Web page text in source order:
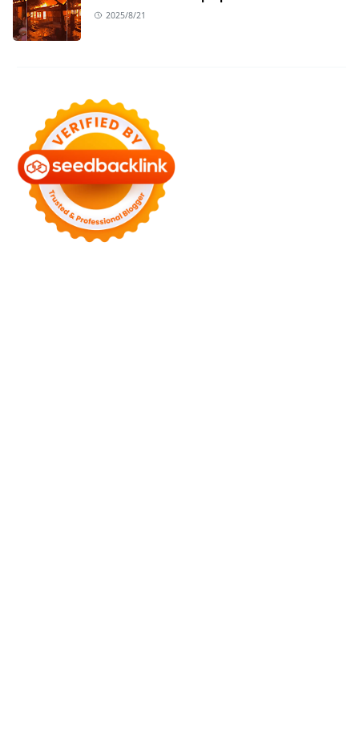
2025/8/21